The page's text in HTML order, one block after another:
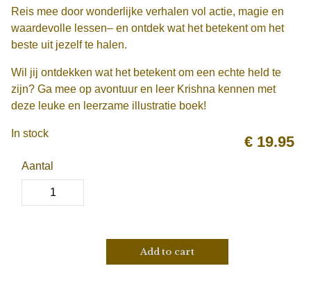
Reis mee door wonderlijke verhalen vol actie, magie en
waardevolle lessen– en ontdek wat het betekent om het
beste uit jezelf te halen.
Wil jij ontdekken wat het betekent om een echte held te
zijn? Ga mee op avontuur en leer Krishna kennen met
deze leuke en leerzame illustratie boek!
€ 19.95
In stock
Aantal
Add to cart